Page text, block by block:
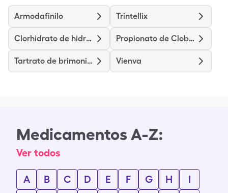
Armodafinilo Trintellix
Clorhidrato de hidralazina Propionato de Clobetasol
Tartrato de brimonidina Vienva
Medicamentos A-Z:
Ver todos
A B C D E F G H
I